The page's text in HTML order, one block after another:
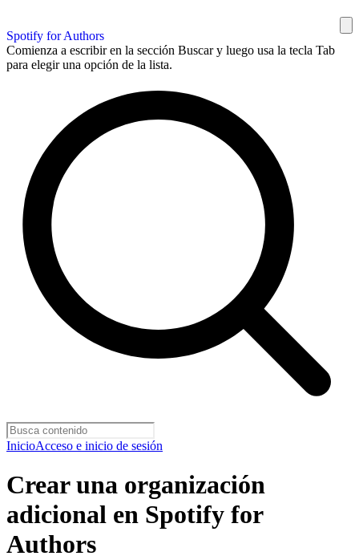
Spotify for Authors
Comienza a escribir en la sección Buscar y luego usa la tecla Tab
para elegir una opción de la lista.
InicioAcceso e inicio de sesión
Crear una organización
adicional en Spotify for
Authors